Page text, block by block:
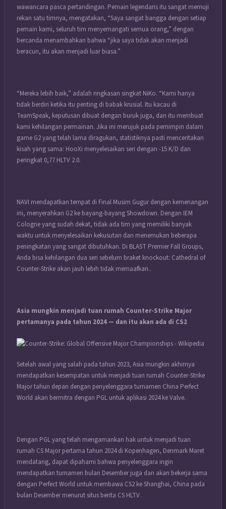
wawancara pasca pertandingan. Pemain legendaris itu sangat memuji
rekan satu timnya, mengatakan, “Saya sangat bangga dengan setiap
pemain kami, seluruh tim menyemangati semua orang,” dengan
bercanda menambahkan bahwa “jika saya tidak akan menjadi
beracun, itu akan menjadi luar biasa.”
“Mereka lebih baik,” adalah ringkasan singkat NiKo. “Kami hanya
tidak berdiri ketika itu penting di babak krusial. Itu kacau di
TeamSpeak, keputusan dibuat dengan buruk juga, dan itu membuat
kami kehilangan permainan. Jika ini merujuk pada pemimpin dalam
game G2 yang telah lama diragukan, statistiknya pasti menceritakan
kisah yang sama: HooXi menyelesaikan seri dengan -15 K/D dan
peringkat 0,77 HLTV 2.0.
NAVI mendapatkan tempat di Final Musim Gugur dengan kemenangan
ini, menyerahkan G2 ke bayang-bayang Showdown. Dengan IEM
Cologne yang sudah dekat, tidak ada tim yang memiliki banyak
waktu untuk menyelesaikan kekusutan dan menemukan beberapa
peningkatan yang sangat dibutuhkan. Di BLAST Premier Fall Groups,
Anda bisa kehilangan dua seri sebelum braket knockout: Cathedral of
Counter-Strike akan jauh lebih tidak memaafkan..
Asia mungkin menjadi tuan rumah Counter-Strike Major
pertamanya pada tahun 2024 — dan itu akan ada di CS2
Setelah awal yang salah pada tahun 2023, Asia mungkin akhirnya
mendapatkan kesempatan untuk menjadi tuan rumah Counter-Strike
Major tahun depan dengan penyelenggara turnamen China Perfect
World akan bermitra dengan PGL untuk aplikasi 2024 ke Valve.
Dengan PGL yang telah mengamankan hak untuk menjadi tuan
rumah CS Major pertama tahun 2024 di Kopenhagen, Denmark Maret
mendatang, dapat dipahami bahwa penyelenggara ingin
mendapatkan turnamen bulan Desember juga dan akan bekerja sama
dengan Perfect World untuk membawa CS2 ke Shanghai, China pada
bulan Desember menurut situs berita CS HLTV .